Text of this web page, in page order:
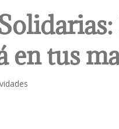
en tus